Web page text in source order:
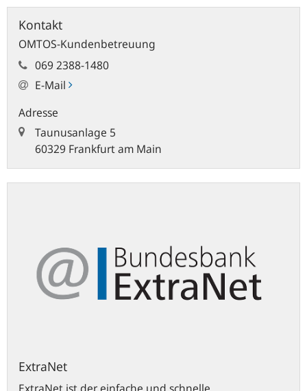
Kontakt
OMTOS-Kundenbetreuung
069 2388-1480
E-Mail
Adresse
Taunusanlage 5
60329 Frankfurt am Main
ExtraNet